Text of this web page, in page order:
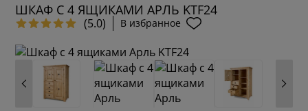
ШКАФ С 4 ЯЩИКАМИ АРЛЬ KTF24
(5.0) В избранное